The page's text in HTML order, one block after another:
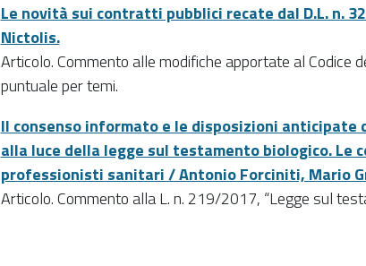
Le novità sui contratti pubblici recate dal D.L. n.
Nictolis.
Articolo. Commento alle modifiche apportate al Codice
puntuale per temi.
Il consenso informato e le disposizioni
alla luce della legge sul testamento biologico. Le
professionisti sanitari / Antonio Forciniti, Mario
Articolo. Commento alla L. n. 219/2017, “Legge sul